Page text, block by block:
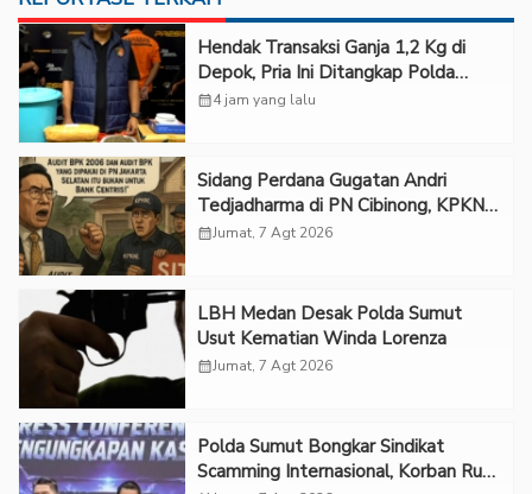
Hendak Transaksi Ganja 1,2 Kg di
Depok, Pria Ini Ditangkap Polda
Metro Jaya
calendar_month4 jam yang lalu
Sidang Perdana Gugatan Andri
Tedjadharma di PN Cibinong, KPKNL
dan PUPN Mangkir
calendar_monthJumat, 7 Agt 2026
LBH Medan Desak Polda Sumut
Usut Kematian Winda Lorenza
calendar_monthJumat, 7 Agt 2026
Polda Sumut Bongkar Sindikat
Scamming Internasional, Korban Rugi